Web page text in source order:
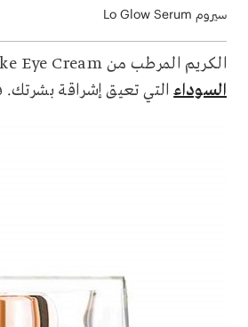
سيروم Lo Glow Serum
الكريم المرطب من JLo Fresh Take Eye Cream يخلّصك من انتفاخ الجيوب المحيطة للعينين وظهور
السوداءالتي تعيق إشراقة بشرتك.